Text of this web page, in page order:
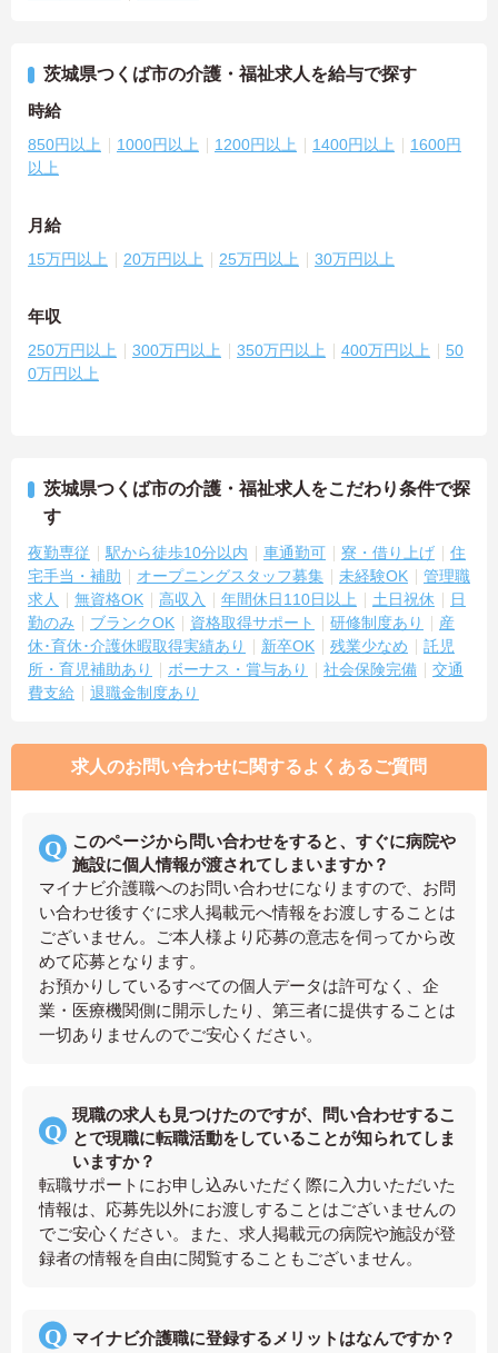
茨城県つくば市の介護・福祉求人を給与で探す
時給
850円以上 1000円以上 1200円以上 1400円以上
1600円
以上
月給
15万円以上 20万円以上 25万円以上 30万円以上
年収
250万円以上 300万円以上 350万円以上 400万円以上
50
0万円以上
茨城県つくば市の介護・福祉求人をこだわり条件で探
す
夜勤専従 駅から徒歩10分以内 車通勤可 寮・借り上げ
住
宅手当・補助
オープニングスタッフ募集 未経験OK
管理職
求人
無資格OK 高収入 年間休日110日以上 土日祝休
日
勤のみ
ブランクOK 資格取得サポート 研修制度あり
産
休･育休･介護休暇取得実績あり
新卒OK 残業少なめ
託児
所・育児補助あり
ボーナス・賞与あり 社会保険完備
交通
費支給
退職金制度あり
求人のお問い合わせに関するよくあるご質問
このページから問い合わせをすると、すぐに病院や
施設に個人情報が渡されてしまいますか？
マイナビ介護職へのお問い合わせになりますので、お問
い合わせ後すぐに求人掲載元へ情報をお渡しすることは
ございません。ご本人様より応募の意志を伺ってから改
めて応募となります。
お預かりしているすべての個人データは許可なく、企
業・医療機関側に開示したり、第三者に提供することは
一切ありませんのでご安心ください。
現職の求人も見つけたのですが、問い合わせするこ
とで現職に転職活動をしていることが知られてしま
いますか？
転職サポートにお申し込みいただく際に入力いただいた
情報は、応募先以外にお渡しすることはございませんの
でご安心ください。また、求人掲載元の病院や施設が登
録者の情報を自由に閲覧することもございません。
マイナビ介護職に登録するメリットはなんですか？